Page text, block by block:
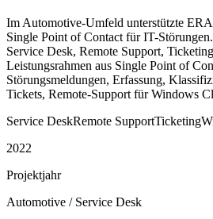
Im Automotive-Umfeld unterstützte
Single Point of Contact für IT-
Service Desk, Remote Support,
Leistungsrahmen aus Single Point of
Störungsmeldungen, Erfassung,
Tickets, Remote-Support für Windows
Service DeskRemote SupportTicketing
2022
Projektjahr
Automotive / Service Desk